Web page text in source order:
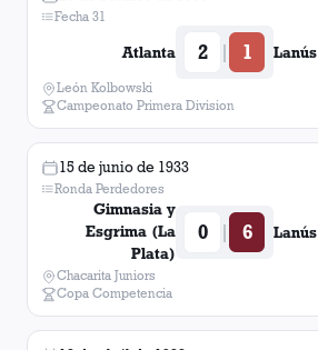
Fecha 31
Atlanta 2 | 1 Lanús
León Kolbowski
Campeonato Primera Division
15 de junio de 1933
Ronda Perdedores
Gimnasia y
Esgrima (La
Plata)
0 | 6 Lanús
Chacarita Juniors
Copa Competencia